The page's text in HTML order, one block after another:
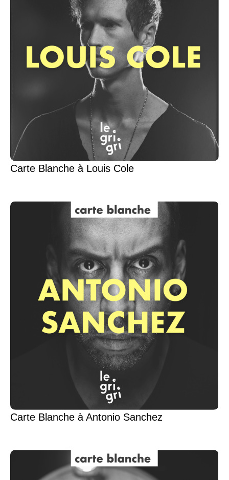
Carte Blanche à Louis Cole
Carte Blanche à Antonio Sanchez